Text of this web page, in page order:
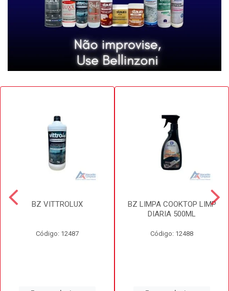
BZ VITTROLUX
Código: 12487
BZ LIMPA COOKTOP LIMP
DIARIA 500ML
Código: 12488